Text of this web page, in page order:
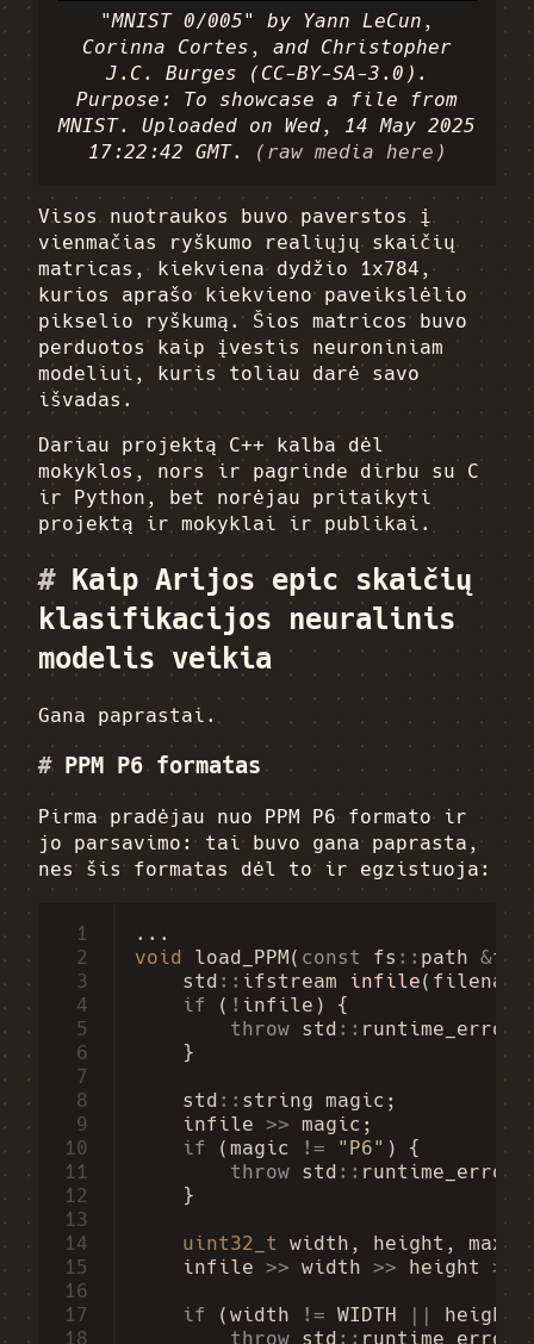
"MNIST 0/005" by Yann LeCun,
Corinna Cortes, and Christopher
J.C. Burges (CC-BY-SA-3.0).
Purpose: To showcase a file from
MNIST. Uploaded on Wed, 14 May 2025
17:22:42 GMT.
(raw media here)
Visos nuotraukos buvo paverstos į
vienmačias ryškumo realiųjų skaičių
matricas, kiekviena dydžio 1x784,
kurios aprašo kiekvieno paveikslėlio
pikselio ryškumą. Šios matricos buvo
perduotos kaip įvestis neuroniniam
modeliui, kuris toliau darė savo
išvadas.
Dariau projektą C++ kalba dėl
mokyklos, nors ir pagrinde dirbu su C
ir Python, bet norėjau pritaikyti
projektą ir mokyklai ir publikai.
#Kaip Arijos epic skaičių
klasifikacijos neuralinis
modelis veikia
Gana paprastai.
#PPM P6 formatas
Pirma pradėjau nuo PPM P6 formato ir
jo parsavimo: tai buvo gana paprasta,
nes šis formatas dėl to ir egzistuoja:
1
2
3
4
5
6
7
8
9
10
11
12
13
14
15
16
17
18
...
void
load_PPM( const fs :: path &
std :: ifstream infile( filename
if
( ! infile )
{
throw std :: runtime_error
}
std :: string magic ;
infile >> magic ;
if
( magic != "P6" )
{
throw std :: runtime_error
}
uint32_t width , height ,
infile >> width >> height >>
if ( width != WIDTH || height
throw std :: runtime_error